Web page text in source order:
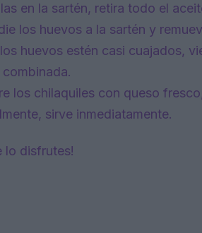
en la sartén, retira todo el
los huevos a la sartén y
huevos estén casi cuajados,
combinada.
los chilaquiles con queso
sirve inmediatamente.
lo disfrutes!